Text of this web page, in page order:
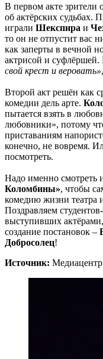
В первом акте зрители
об актёрских судьбах.
играли Шекспира и
то он не отпустит вас
как заперты в вечной
актрисой и суфлёршей.
свой крест и веровать»
Второй акт решён как
комедии дель арте.
пытается взять в
любовники», потому
приставаниям
конечно, не вовремя.
посмотреть.
Надо именно смотреть
Коломбины», чтобы
комедию жизни театра
Поздравляем
выступивших
создание постановок –
Добросолец!
Источник: Медиацентр